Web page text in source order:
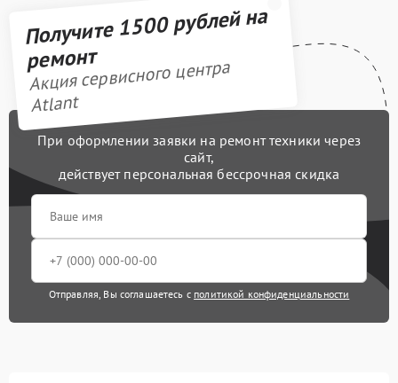
Получите 1500 рублей на
ремонт
Акция сервисного центра
Atlant
При оформлении заявки на ремонт техники через
сайт,
действует персональная бессрочная скидка
Отправляя, Вы соглашаетесь с политикой конфиденциальности